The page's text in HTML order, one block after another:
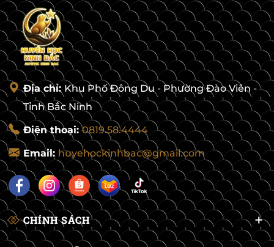
Địa chỉ: Khu Phố Đông Du - Phường Đào Viên -
Tỉnh Bắc Ninh
Điện thoại:0819.58.4444
Email: huyehockinhbac@gmail.com
CHÍNH SÁCH